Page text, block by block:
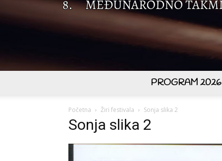
PROGRAM 2026
Početna Žiri festivala Sonja slika 2
Sonja slika 2